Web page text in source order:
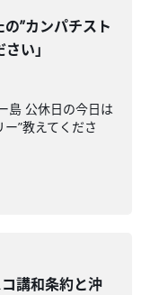
”カンパチスト
い」
島 公休日の今日は
”教えてくださ
コ講和条約と沖